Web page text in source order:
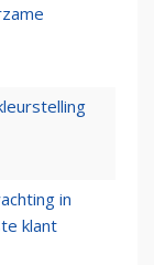
in
klant